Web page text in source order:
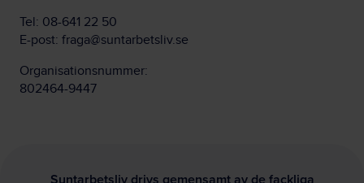
Tel: 08-641 22 50
E-post: fraga@suntarbetsliv.se
Organisationsnummer:
802464-9447
Suntarbetsliv drivs gemensamt av de fackliga